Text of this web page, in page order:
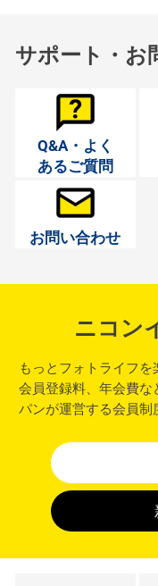
サポート・お
Q&A・よく
あるご質問
お問い合わせ
ニコン
もっとフォトライフを
会員登録料、年会費な
パンが運営する会員制